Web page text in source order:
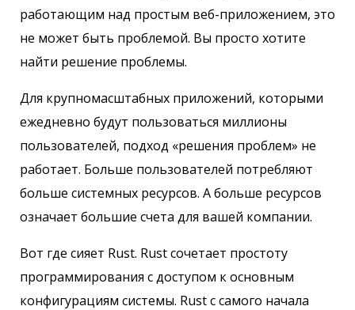
работающим над простым веб-приложением, это
не может быть проблемой. Вы просто хотите
найти решение проблемы.
Для крупномасштабных приложений, которыми
ежедневно будут пользоваться миллионы
пользователей, подход «решения проблем» не
работает. Больше пользователей потребляют
больше системных ресурсов. А больше ресурсов
означает большие счета для вашей компании.
Вот где сияет Rust. Rust сочетает простоту
программирования с доступом к основным
конфигурациям системы. Rust с самого начала